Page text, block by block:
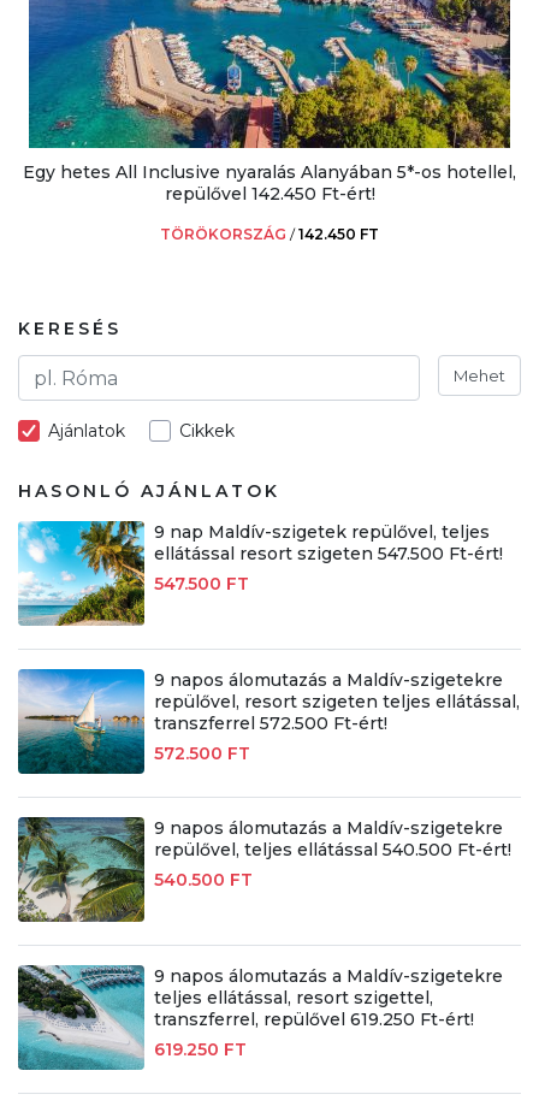
Egy hetes All Inclusive nyaralás Alanyában 5*-os hotellel,
repülővel 142.450 Ft-ért!
TÖRÖKORSZÁG /142.450 FT
KERESÉS
Mehet
Ajánlatok Cikkek
HASONLÓ AJÁNLATOK
9 nap Maldív-szigetek repülővel, teljes
ellátással resort szigeten 547.500 Ft-ért!
547.500 FT
9 napos álomutazás a Maldív-szigetekre
repülővel, resort szigeten teljes ellátással,
transzferrel 572.500 Ft-ért!
572.500 FT
9 napos álomutazás a Maldív-szigetekre
repülővel, teljes ellátással 540.500 Ft-ért!
540.500 FT
9 napos álomutazás a Maldív-szigetekre
teljes ellátással, resort szigettel,
transzferrel, repülővel 619.250 Ft-ért!
619.250 FT